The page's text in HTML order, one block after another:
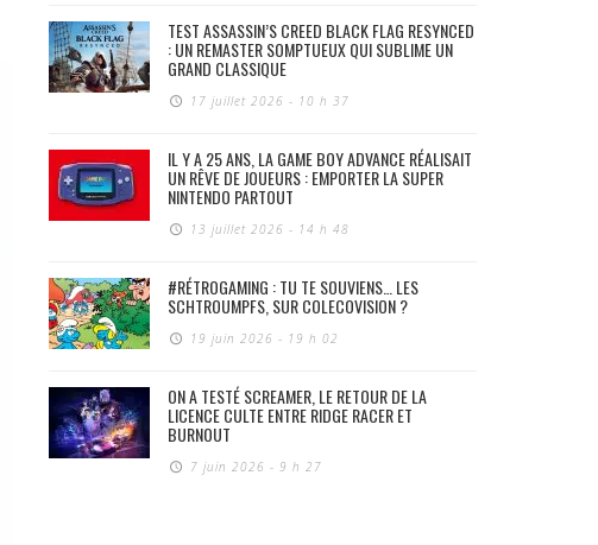
TEST ASSASSIN’S CREED BLACK FLAG RESYNCED
: UN REMASTER SOMPTUEUX QUI SUBLIME UN
GRAND CLASSIQUE
17 juillet 2026 - 10 h 37
IL Y A 25 ANS, LA GAME BOY ADVANCE RÉALISAIT
UN RÊVE DE JOUEURS : EMPORTER LA SUPER
NINTENDO PARTOUT
13 juillet 2026 - 14 h 48
#RÉTROGAMING : TU TE SOUVIENS… LES
SCHTROUMPFS, SUR COLECOVISION ?
19 juin 2026 - 19 h 02
ON A TESTÉ SCREAMER, LE RETOUR DE LA
LICENCE CULTE ENTRE RIDGE RACER ET
BURNOUT
7 juin 2026 - 9 h 27